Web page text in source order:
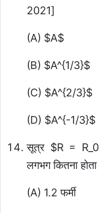
2021]
(A) $A$
(B) $A^{1/3}$
(C) $A^{2/3}$
(D) $A^{-1/3}$
सूत्र $R =
लगभग कितना
(A) 1.2 फर्मी